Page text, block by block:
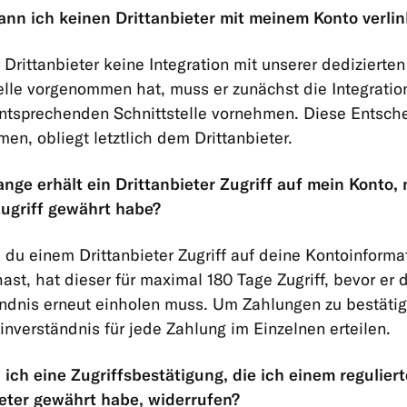
ich keinen Drittanbieter mit meinem Konto
Drittanbieter keine Integration mit unserer dedizierten
vorgenommen hat, muss er zunächst die
Schnittstelle vornehmen. Diese
obliegt letztlich dem Drittanbieter.
erhält ein Drittanbieter Zugriff auf mein Konto,
gewährt habe?
du einem Drittanbieter Zugriff auf deine
hat dieser für maximal 180 Tage Zugriff, bevor er
erneut einholen muss. Um Zahlungen zu
für jede Zahlung im Einzelnen erteilen.
ich eine Zugriffsbestätigung, die ich einem
gewährt habe, widerrufen?